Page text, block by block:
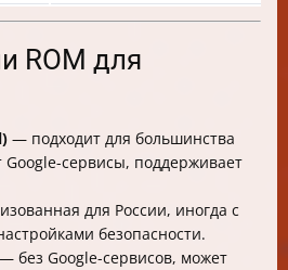
ROM для
— подходит для большинства
Google-сервисы, поддерживает
для России, иногда с
безопасности.
— без Google-сервисов, может